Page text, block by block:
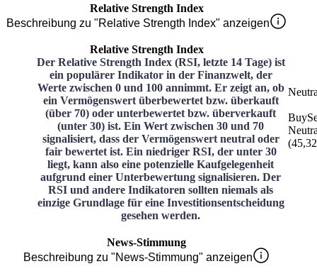
Relative Strength Index
Beschreibung zu "Relative Strength Index" anzeigen
Relative Strength Index
Der Relative Strength Index (RSI, letzte 14 Tage) ist
ein populärer Indikator in der Finanzwelt, der
Werte zwischen 0 und 100 annimmt. Er zeigt an, ob
ein Vermögenswert überbewertet bzw. überkauft
(über 70) oder unterbewertet bzw. überverkauft
(unter 30) ist. Ein Wert zwischen 30 und 70
signalisiert, dass der Vermögenswert neutral oder
fair bewertet ist. Ein niedriger RSI, der unter 30
liegt, kann also eine potenzielle Kaufgelegenheit
aufgrund einer Unterbewertung signalisieren. Der
RSI und andere Indikatoren sollten niemals als
einzige Grundlage für eine Investitionsentscheidung
gesehen werden.
Buy
(45,32
News-Stimmung
Beschreibung zu "News-Stimmung" anzeigen